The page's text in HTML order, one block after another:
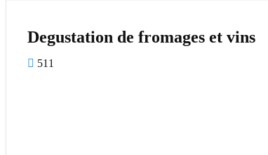
Degustation de fromages et vins
511